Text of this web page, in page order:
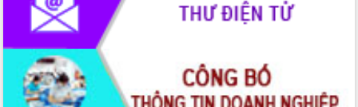
Phát động chiến dịch 30 ngày đêm
giải phóng mặt bằng Tuyến đường bộ
ven biển
Đắk Lắk nỗ lực thúc đẩy tăng trưởng
kinh tế từ 10% trở lên trong Quý
II/2026